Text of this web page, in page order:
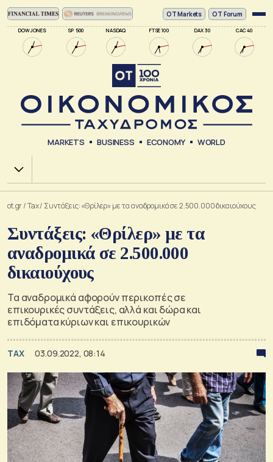
DOW JONES SP 500 NASDAQ FTSE 100 DAX 30 CAC 40
ΟΤ Markets OT Forum
MARKETS BUSINESS ECONOMY WORLD
Χ.Α.
ot.gr/Tax/ Συντάξεις: «Θρίλερ» με τα αναδρομικά σε 2.500.000 δικαιούχους
Συντάξεις: «Θρίλερ» με τα
αναδρομικά σε 2.500.000
δικαιούχους
Τα αναδρομικά αφορούν περικοπές σε
επικουρικές συντάξεις, αλλά και δώρα και
επιδόματα κύριων και επικουρικών
TAX 03.09.2022, 08:14